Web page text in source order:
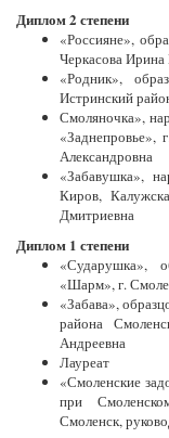
Диплом 2 степени
«Россияне»,
Черкасова Ирина
«Родник»,
Истринский
Смоляночка»,
«Заднепровье»,
Александровна
«Забавушка»,
Киров,
Дмитриевна
Диплом 1 степени
«Сударушка»,
«Шарм», г.
«Забава»,
района
Андреевна
Лауреат
«Смоленские
при
Смоленск,